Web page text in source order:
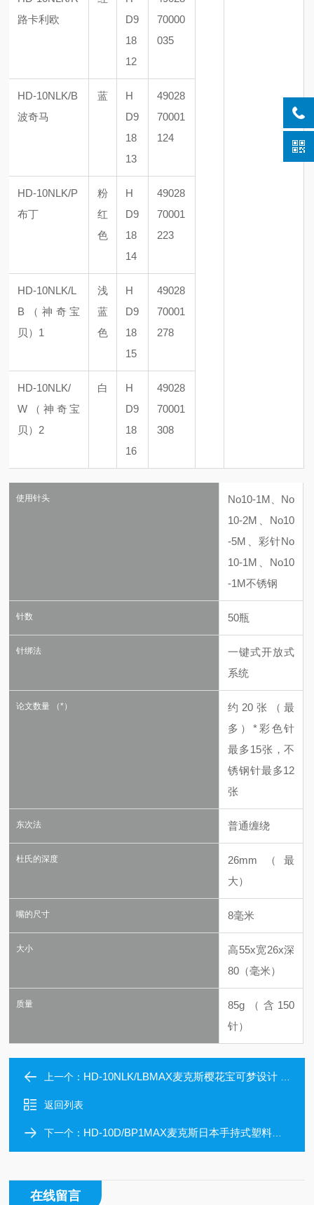
路卡利欧
D9
18
12
70000
035
HD-10NLK/B
波奇马
蓝
H
D9
18
13
49028
70001
124
HD-10NLK/P
布丁
粉
红
色
H
D9
18
14
49028
70001
223
HD-10NLK/L
B（神奇宝
贝）1
浅
蓝
色
H
D9
18
15
49028
70001
278
HD-10NLK/
W（神奇宝
贝）2
白
H
D9
18
16
49028
70001
308
使用针头
No10-1M、No
10-2M、No10
-5M、彩针No
10-1M、 No10
-1M不锈钢
针数 50瓶
针绑法
一键式开放式
系统
论文数量 （*）
约20张（最
多）*彩色针
最多15张，不
锈钢针最多12
张
东次法 普通缠绕
杜氏的深度
26mm（最
大）
嘴的尺寸 8毫米
大小
高55x宽26x深
80（毫米）
质量
85g（含150
针）
上一个： HD-10NLK/LBMAX麦克斯樱花宝可梦设计 神奇宝贝订书机
返回列表
下一个： HD-10D/BP1MAX麦克斯日本手持式塑料制成订书机 白灰色
在线留言